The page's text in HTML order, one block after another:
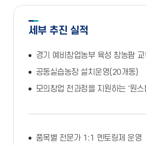
세부 추진 실적
경기 예비창업농부 육성 창농팜
공동실습농장 설치운영(20개동)
모의창업 전과정을 지원하는 '원
품목별 전문가 1:1 멘토링제 운영